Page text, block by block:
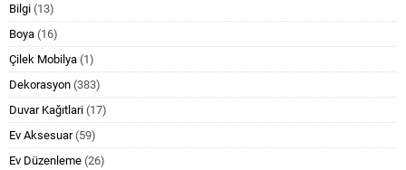
Bilgi (13)
Boya (16)
Çilek Mobilya (1)
Dekorasyon (383)
Duvar Kağıtlari (17)
Ev Aksesuar(59)
Ev Düzenleme (26)